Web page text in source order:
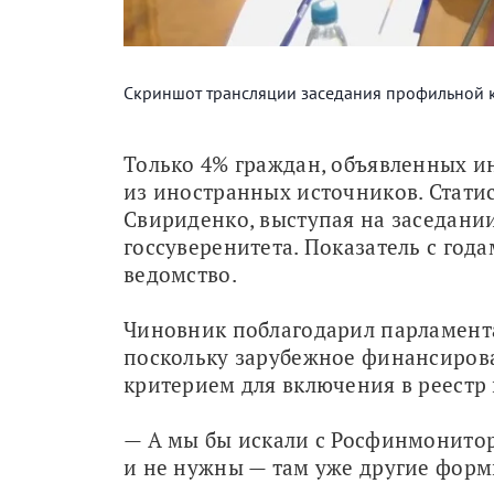
Скриншот трансляции заседания профильной
Только 4% граждан, объявленных
из иностранных источников.
Свириденко, выступая на
госсуверенитета. Показатель с
ведомство.
Чиновник поблагодарил
поскольку зарубежное
критерием для включения в реестр
— А мы бы искали с
и не нужны — там уже другие